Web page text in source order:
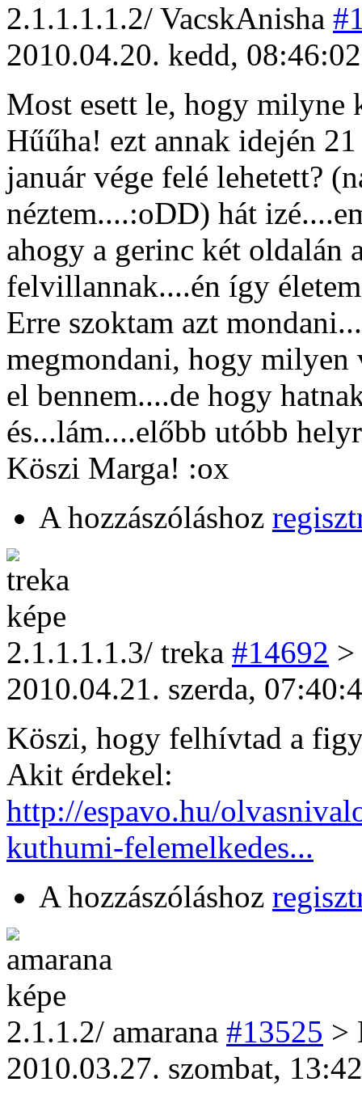
2.1.1.1.1.2/ VacskAnisha
2010.04.20. kedd, 08:46:02
Most esett le, hogy milyne
Hűűha! ezt annak idején
január vége felé lehetett?
néztem....:oDD) hát
ahogy a gerinc két oldalán
felvillannak....én így
Erre szoktam azt
megmondani, hogy milyen
el bennem....de hogy
és...lám....előbb utóbb
Köszi Marga! :ox
A hozzászóláshoz
2.1.1.1.1.3/ treka #14692
2010.04.21. szerda,
Köszi, hogy felhívtad a
Akit érdekel:
http://espavo.hu/
kuthumi-felemelkedes...
A hozzászóláshoz
2.1.1.2/ amarana #13525 >
2010.03.27. szombat,